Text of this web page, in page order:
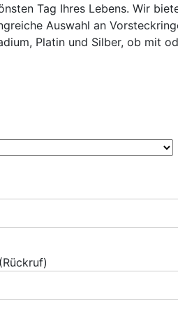
Tag Ihres Lebens. Wir
Auswahl an
Platin und Silber, ob mit